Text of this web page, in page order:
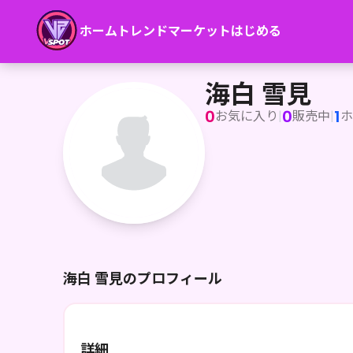
ホーム トレンドマーケットはじめる
海白 雪見
海白 雪見
0お気に入り |0販売中|1
海白 雪見のプロフィール